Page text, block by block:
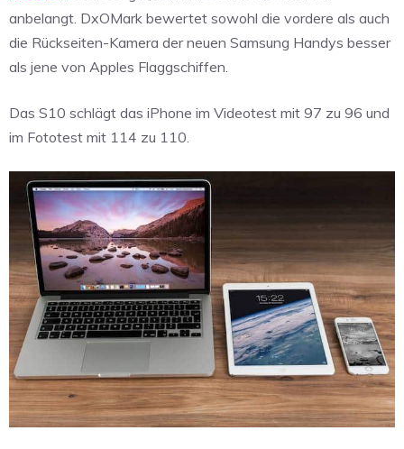
anbelangt. DxOMark bewertet sowohl die vordere als auch
die Rückseiten-Kamera der neuen Samsung Handys besser
als jene von Apples Flaggschiffen.
Das S10 schlägt das iPhone im Videotest mit 97 zu 96 und
im Fototest mit 114 zu 110.